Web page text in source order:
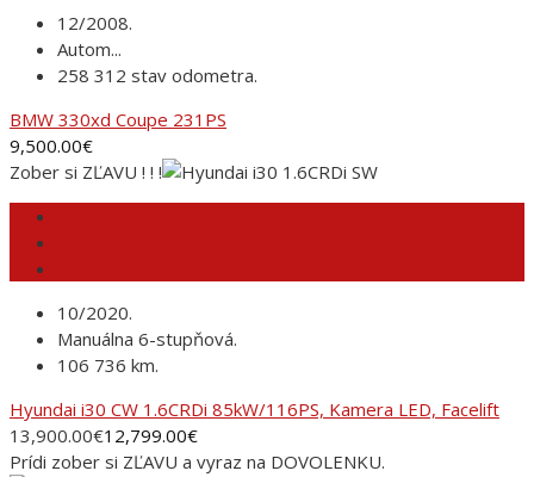
12/2008.
Autom...
258 312 stav odometra.
BMW 330xd Coupe 231PS
9,500.00€
Zober si ZĽAVU ! ! !
10/2020.
Manuálna 6-stupňová.
106 736 km.
Hyundai i30 CW 1.6CRDi 85kW/116PS, Kamera LED, Facelift
13,900.00€12,799.00€
Prídi zober si ZĽAVU a vyraz na DOVOLENKU.